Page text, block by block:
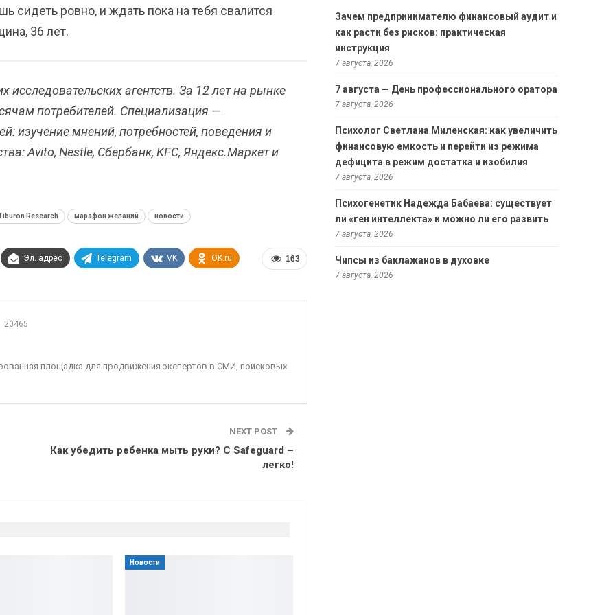
сидеть ровно, и ждать пока на тебя свалится
36 лет.
исследовательских агентств. За 12 лет на рынке
потребителей. Специализация —
изучение мнений, потребностей, поведения и
Avito, Nestle, Сбербанк, KFC, Яндекс.Маркет и
Research марафон желаний новости
163
Эл. адрес Telegram VK OK.ru
20465
площадка для продвижения экспертов в СМИ, поисковых
NEXT POST
Как убедить ребенка мыть руки? С Safeguard –
легко!
Новости
Зачем предпринимателю финансовый аудит и
как расти без рисков: практическая
инструкция
7 августа, 2026
7 августа — День профессионального оратора
7 августа, 2026
Психолог Светлана Миленская: как увеличить
финансовую емкость и перейти из режима
дефицита в режим достатка и изобилия
7 августа, 2026
Психогенетик Надежда Бабаева: существует
ли «ген интеллекта» и можно ли его развить
7 августа, 2026
Чипсы из баклажанов в духовке
7 августа, 2026